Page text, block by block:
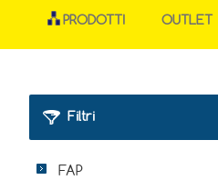
PRODOTTI OUTLET
Filtri
FAP